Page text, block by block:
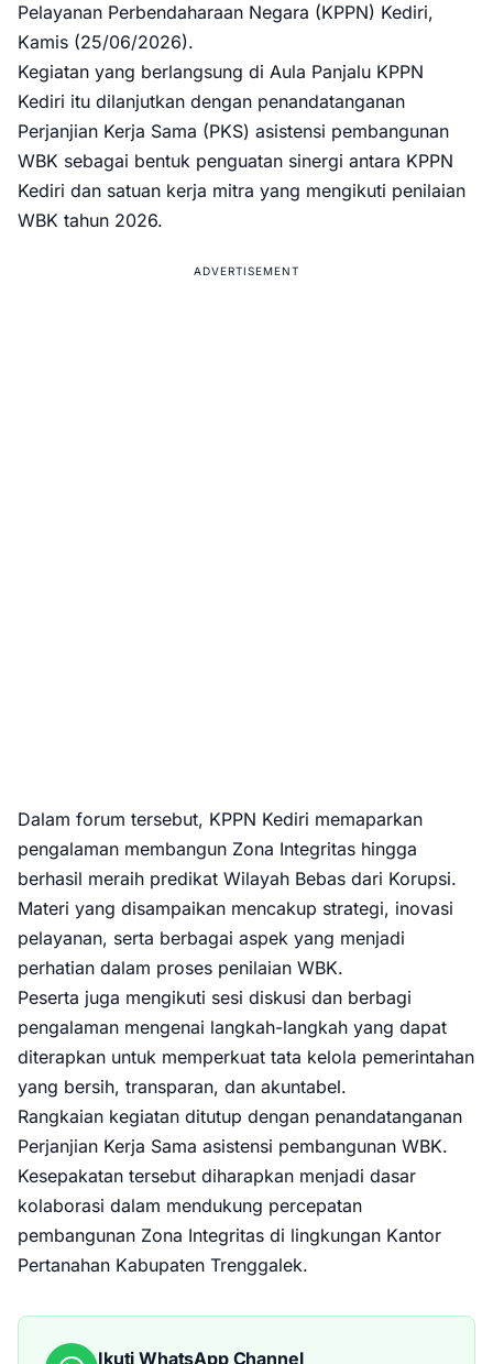
Pelayanan Perbendaharaan Negara (KPPN) Kediri,
Kamis (25/06/2026).
Kegiatan yang berlangsung di Aula Panjalu KPPN
Kediri itu dilanjutkan dengan penandatanganan
Perjanjian Kerja Sama (PKS) asistensi pembangunan
WBK sebagai bentuk penguatan sinergi antara KPPN
Kediri dan satuan kerja mitra yang mengikuti penilaian
WBK tahun 2026.
ADVERTISEMENT
Dalam forum tersebut, KPPN Kediri memaparkan
pengalaman membangun Zona Integritas hingga
berhasil meraih predikat Wilayah Bebas dari Korupsi.
Materi yang disampaikan mencakup strategi, inovasi
pelayanan, serta berbagai aspek yang menjadi
perhatian dalam proses penilaian WBK.
Peserta juga mengikuti sesi diskusi dan berbagi
pengalaman mengenai langkah-langkah yang dapat
diterapkan untuk memperkuat tata kelola pemerintahan
yang bersih, transparan, dan akuntabel.
Rangkaian kegiatan ditutup dengan penandatanganan
Perjanjian Kerja Sama asistensi pembangunan WBK.
Kesepakatan tersebut diharapkan menjadi dasar
kolaborasi dalam mendukung percepatan
pembangunan Zona Integritas di lingkungan Kantor
Pertanahan Kabupaten Trenggalek.
Ikuti WhatsApp Channel